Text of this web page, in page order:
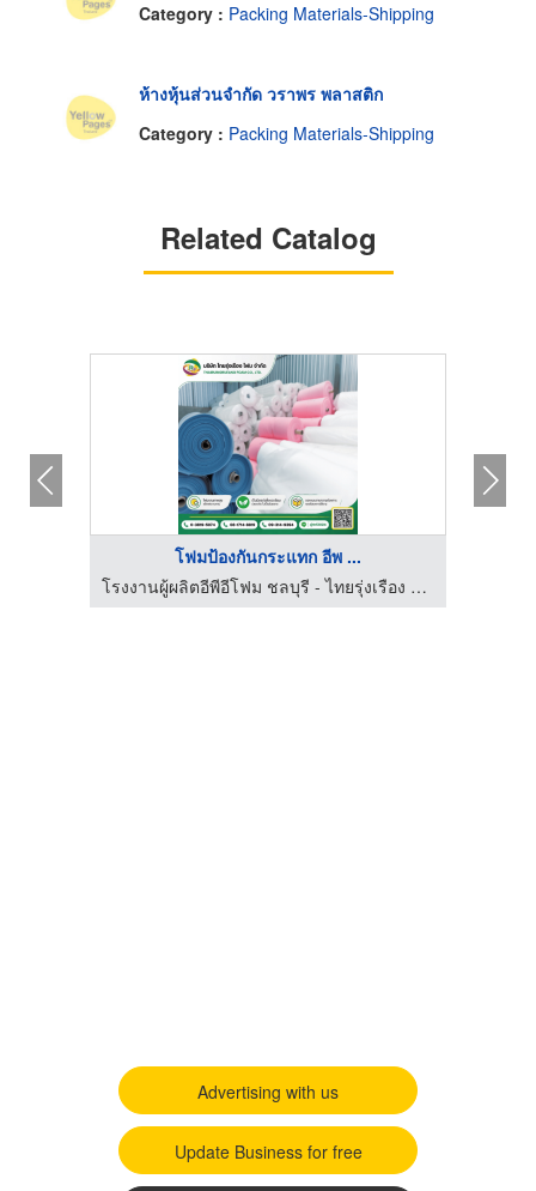
Category : Packing Materials-Shipping
ห้างหุ้นส่วนจำกัด วราพร พลาสติก
Category : Packing Materials-Shipping
Related Catalog
โฟมป้องกันกระแทก อีพ ...
โรงงานผู้ผลิตอีพีอีโฟม ชลบุรี - ไทยรุ่งเรือง โฟม
Advertising with us
Update Business for free